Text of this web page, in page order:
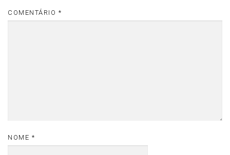
COMENTÁRIO *
NOME *